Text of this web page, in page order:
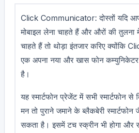
Click Communicator: दोस्तों यदि
मोबाइल लेना चाहते हैं और औरों की
चाहते हैं तो थोड़ा इंतजार करिए क्योंकि
एक अपना नया और खास फोन कम्युनिकेटर
है।
यह स्मार्टफोन प्रेजेंट में सभी स्मार्टफोन से
मन तो पुराने जमाने के ब्लैकबेरी
सकता है। इसमें टच स्क्रीन भी होगा और